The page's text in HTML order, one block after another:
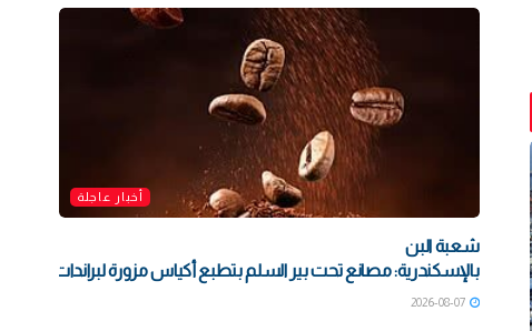
أخبار عاجلة
شعبة البن
بالإسكندرية: مصانع تحت بير السلم بتطبع أكياس مزورة لبراندات شهيرة
2026-08-07